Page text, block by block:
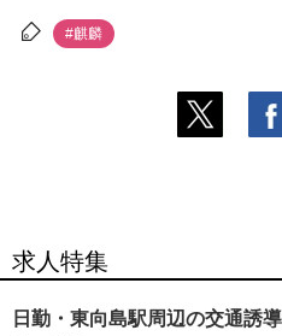
#麒麟
求人特集
日勤・東向島駅周辺の交通誘